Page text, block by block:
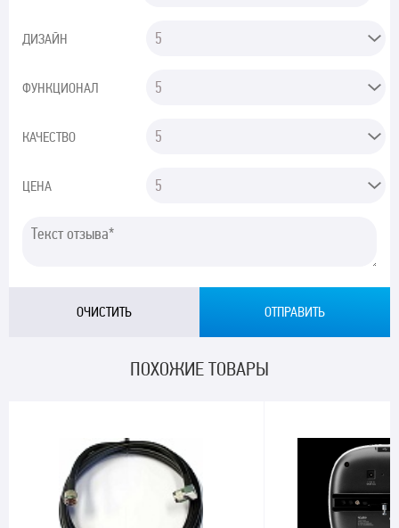
ДИЗАЙН
ФУНКЦИОНАЛ
КАЧЕСТВО
ЦЕНА
ПОХОЖИЕ ТОВАРЫ